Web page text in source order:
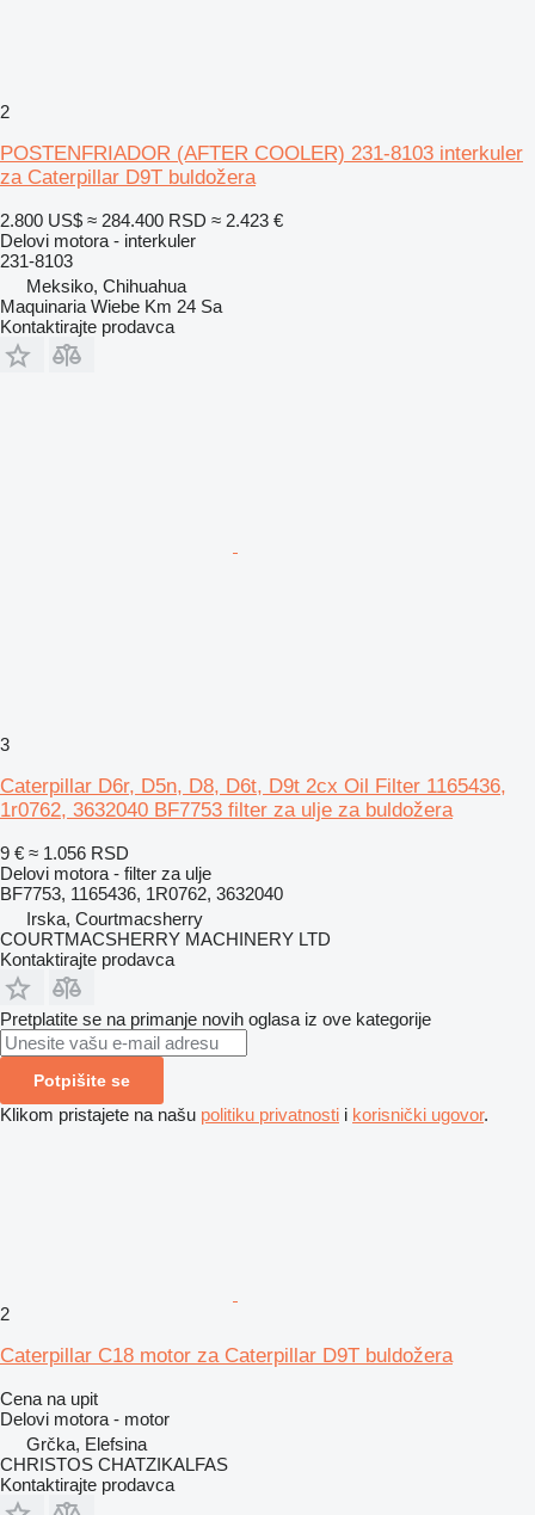
2
POSTENFRIADOR (AFTER COOLER) 231-8103 interkuler
za Caterpillar D9T buldožera
2.800 US$ ≈ 284.400 RSD ≈ 2.423 €
Delovi motora - interkuler
231-8103
Meksiko, Chihuahua
Maquinaria Wiebe Km 24 Sa
Kontaktirajte prodavca
3
Caterpillar D6r, D5n, D8, D6t, D9t 2cx Oil Filter 1165436,
1r0762, 3632040 BF7753 filter za ulje za buldožera
9 € ≈ 1.056 RSD
Delovi motora - filter za ulje
BF7753, 1165436, 1R0762, 3632040
Irska, Courtmacsherry
COURTMACSHERRY MACHINERY LTD
Kontaktirajte prodavca
Pretplatite se na primanje novih oglasa iz ove kategorije
Potpišite se
Klikom pristajete na našu politiku privatnosti i korisnički ugovor.
2
Caterpillar C18 motor za Caterpillar D9T buldožera
Cena na upit
Delovi motora - motor
Grčka, Elefsina
CHRISTOS CHATZIKALFAS
Kontaktirajte prodavca